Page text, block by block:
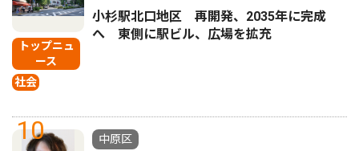
トップニュ
ース
社会
小杉駅北口地区 再開発、2035年に完成
へ 東側に駅ビル、広場を拡充
10
中原区